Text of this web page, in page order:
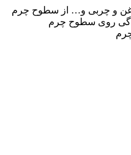
روغن و چربی و… از سطوح چرم
روی سطوح چرم